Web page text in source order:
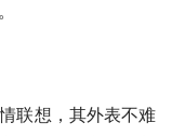
联想，其外表不难